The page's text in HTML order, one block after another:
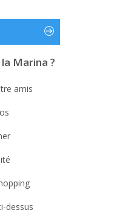
Marina ?
amis
dessus